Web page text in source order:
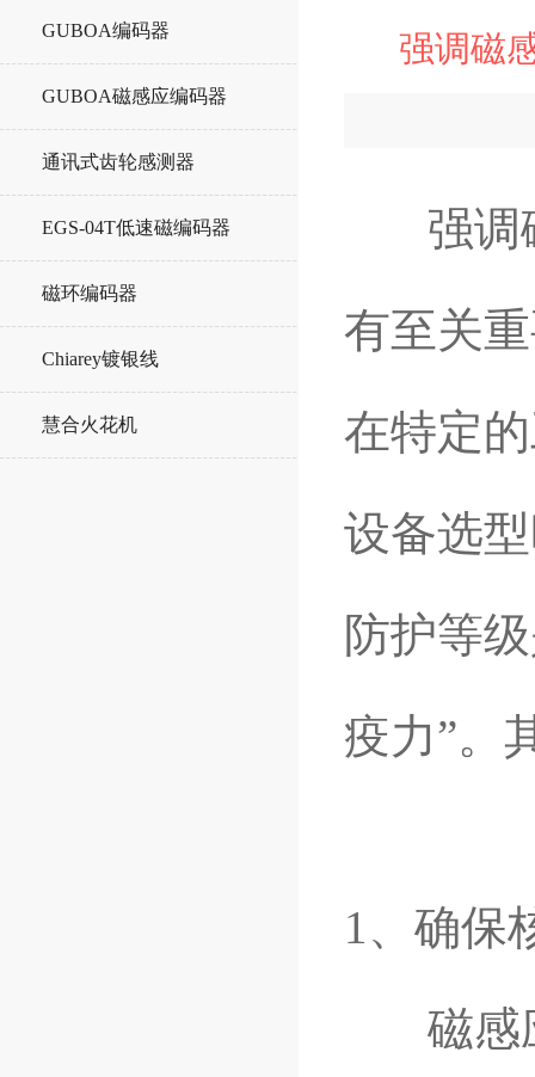
GUBOA编码器
GUBOA磁感应编码器
通讯式齿轮感测器
EGS-04T低速磁编码器
磁环编码器
Chiarey镀银线
慧合火花机
强调磁
强调磁
有至关
在特定
设备选
防护等
疫力”。
1、确保
磁感应